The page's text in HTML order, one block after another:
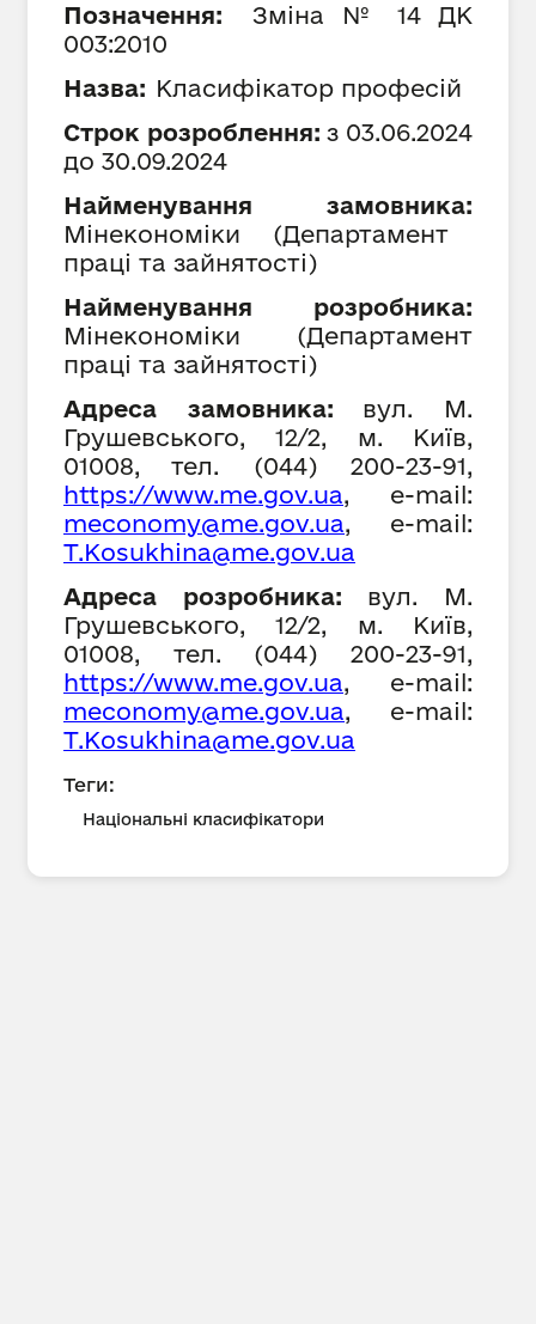
Позначення:
Зміна № 14ДК
003:2010
Назва: Класифікатор професій
Строк розроблення: з 03.06.2024
до 30.09.2024
Найменування замовника:
Мінекономіки (Департамент
праці та зайнятості)
Найменування розробника:
Мінекономіки (Департамент
праці та зайнятості)
Адреса замовника:
вул. М.
Грушевського, 12/2, м. Київ,
01008,
тел. (044) 200-23-91,
https://www.me.gov.ua, е-mail:
meconomy@me.gov.ua, е-mail:
T.Kosukhina@me.gov.ua
Адреса розробника:
вул. М.
Грушевського, 12/2, м. Київ,
01008, тел. (044) 200-23-91,
https://www.me.gov.ua, е-mail:
meconomy@me.gov.ua, е-mail:
T.Kosukhina@me.gov.ua
Теги:
Національні класифікатори